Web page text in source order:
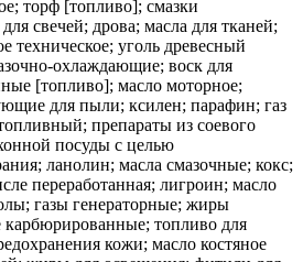
торф [топливо]; смазки
свечей; дрова; масла для тканей;
техническое; уголь древесный
охлаждающие; воск для
[топливо]; масло моторное;
для пыли; ксилен; парафин; газ
препараты из соевого
посуды с целью
ланолин; масла смазочные; кокс;
переработанная; лигроин; масло
газы генераторные; жиры
карбюрированные; топливо для
кожи; масло костяное